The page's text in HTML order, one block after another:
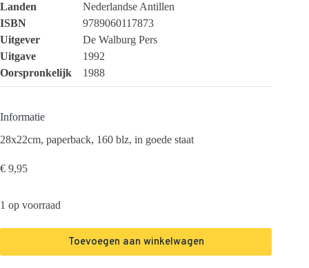
Landen
Nederlandse Antillen
ISBN
9789060117873
Uitgever
De Walburg Pers
Uitgave
1992
Oorspronkelijk
1988
Informatie
28x22cm, paperback, 160 blz, in goede staat
€ 9,95
1 op voorraad
Toevoegen aan winkelwagen